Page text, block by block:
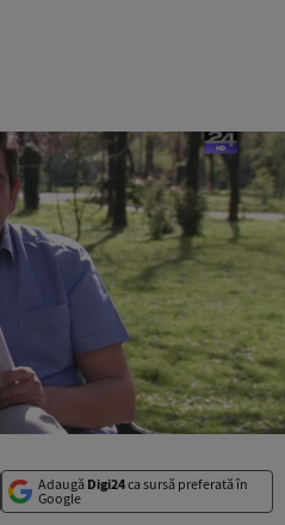
Adaugă Digi24ca sursă preferată în
Google